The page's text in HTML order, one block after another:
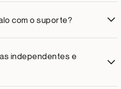
com o suporte?
independentes e